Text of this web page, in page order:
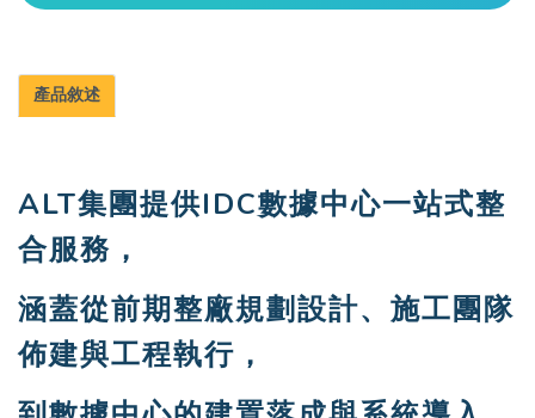
產品敘述
ALT集團提供IDC數據中心一站式整
合服務，
涵蓋從前期整廠規劃設計、施工團隊
佈建與工程執行，